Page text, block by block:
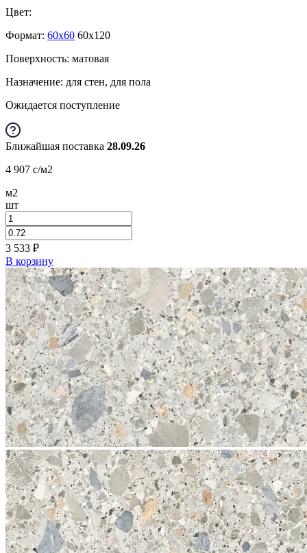
Цвет:
Формат: 60x60 60x120
Поверхность: матовая
Назначение: для стен, для пола
Ожидается поступление
Ближайшая поставка 28.09.26
4 907 c/м2
м2
шт
3 533 ₽
В корзину